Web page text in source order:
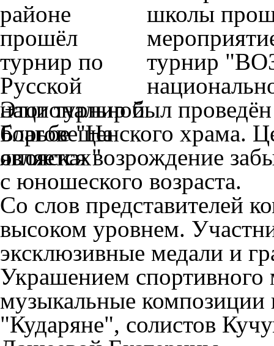
школы
турнир
Этот турнир был
Благовещенского храма.
является возрождение
с юношеского возраста.
Со слов представителей
высоком уровнем.
эксклюзивные медали и
Украшением спортивного
музыкальные композиции
"Кударяне", солистов